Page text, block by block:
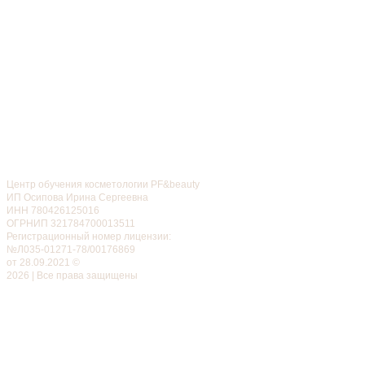
Центр обучения косметологии PF&beauty
ИП Осипова Ирина Сергеевна
ИНН 780426125016
ОГРНИП 321784700013511
Регистрационный номер лицензии:
№Л035-01271-78/00176869
от 28.09.2021 ©
2026 | Все права защищены